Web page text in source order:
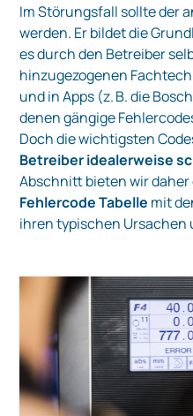
Im Störungsfall sollte der
werden. Er bildet die
es durch den Betreiber
hinzugezogenen
und in Apps (z. B. die
denen gängige
Doch die wichtigsten
Betreiber idealerweise
Abschnitt bieten wir daher
Fehlercode Tabelle mit
ihren typischen Ursachen